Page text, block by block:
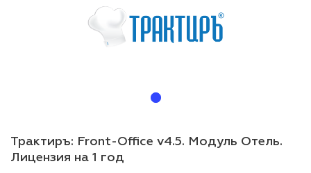
Трактиръ: Front-Office v4.5. Модуль Отель.
Лицензия на 1 год